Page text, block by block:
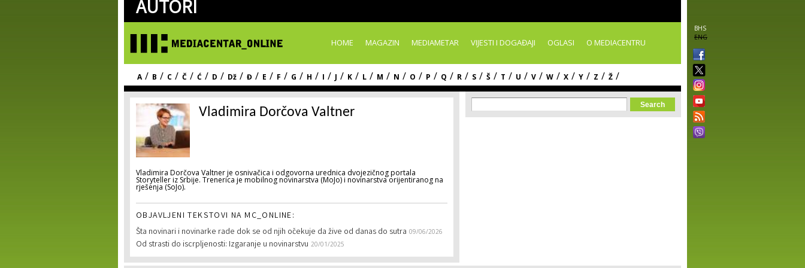
content
AUTORI
BHS
ENG
HOME MAGAZIN MEDIAMETAR VIJESTI I DOGAĐAJI OGLASI O MEDIACENTRU
A / B / C / Č / Ć / D / Dž / Đ / E / F / G / H / I / J / K / L / M / N / O / P / Q / R / S / Š / T / U / V / W / X / Y / Z / Ž /
Vladimira Dorčova Valtner
Vladimira Dorčova Valtner je osnivačica i odgovorna urednica dvojezičnog portala
Storyteller iz Srbije. Trenerica je mobilnog novinarstva (MoJo) i novinarstva orijentiranog na
rješenja (SoJo).
OBJAVLJENI TEKSTOVI NA MC_ONLINE:
Šta novinari i novinarke rade dok se od njih očekuje da žive od danas do sutra 09/06/2026
Od strasti do iscrpljenosti: Izgaranje u novinarstvu 20/01/2025
Search form
Search